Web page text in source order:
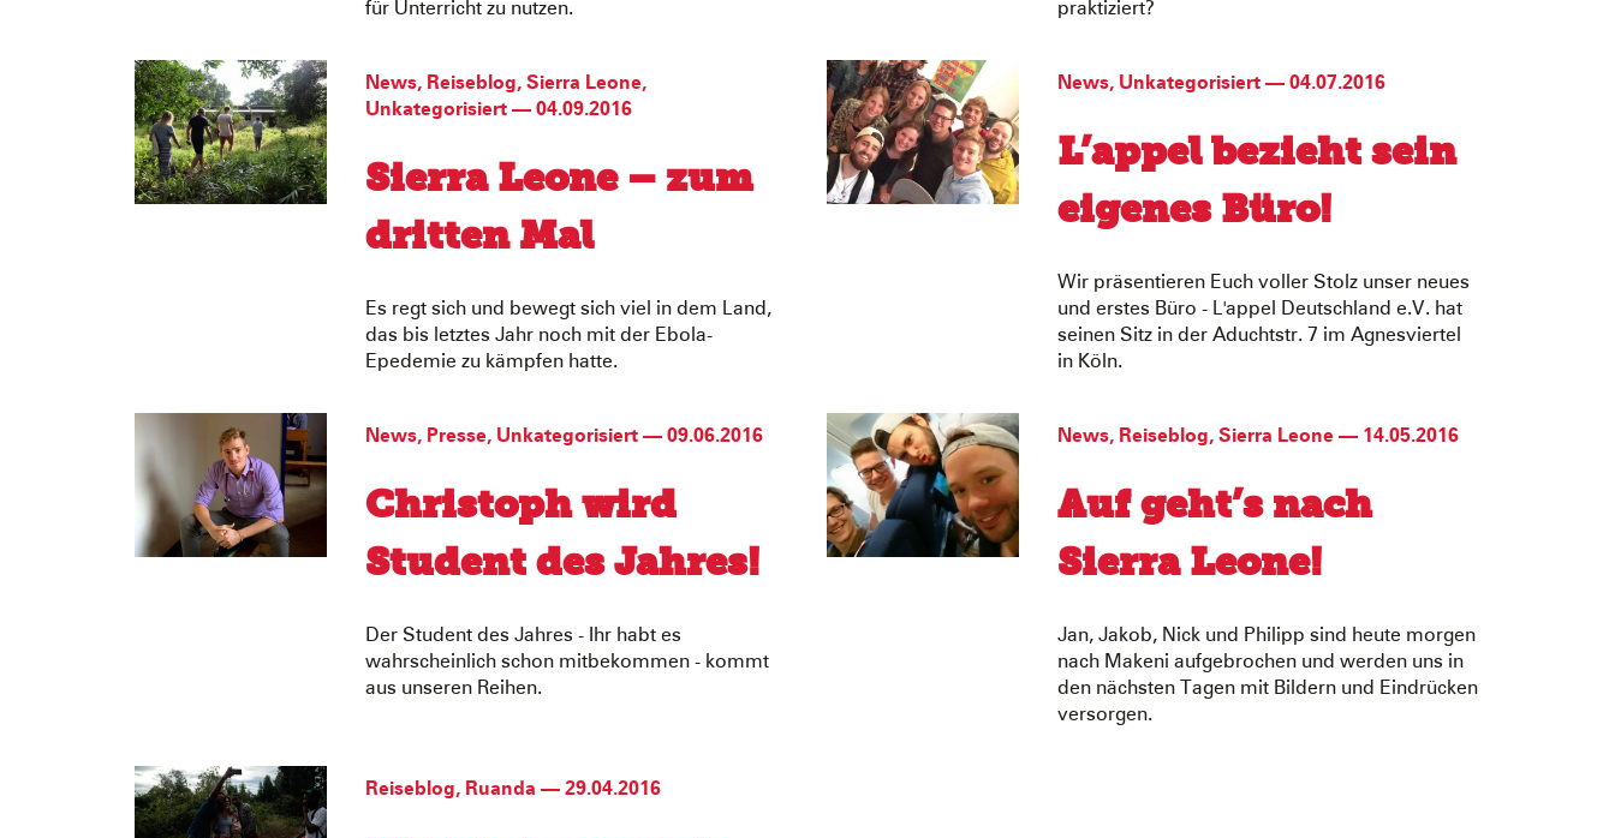
für Unterricht zu nutzen.
praktiziert?
News, Reiseblog, Sierra Leone,
Unkategorisiert — 04.09.2016
Sierra Leone – zum
dritten Mal
Es regt sich und bewegt sich viel in dem Land,
das bis letztes Jahr noch mit der Ebola-
Epedemie zu kämpfen hatte.
News, Unkategorisiert — 04.07.2016
L’appel bezieht sein
eigenes Büro!
Wir präsentieren Euch voller Stolz unser neues
und erstes Büro - L'appel Deutschland e.V. hat
seinen Sitz in der Aduchtstr. 7 im Agnesviertel
in Köln.
News, Presse, Unkategorisiert — 09.06.2016
Christoph wird
Student des Jahres!
Der Student des Jahres - Ihr habt es
wahrscheinlich schon mitbekommen - kommt
aus unseren Reihen.
News, Reiseblog, Sierra Leone — 14.05.2016
Auf geht’s nach
Sierra Leone!
Jan, Jakob, Nick und Philipp sind heute morgen
nach Makeni aufgebrochen und werden uns in
den nächsten Tagen mit Bildern und Eindrücken
versorgen.
Reiseblog, Ruanda — 29.04.2016